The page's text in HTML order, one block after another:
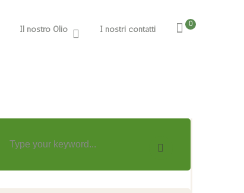
0
Il nostro Olio I nostri contatti